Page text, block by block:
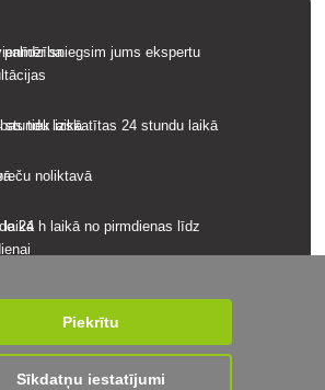
sniegsim jums ekspertu
tiek izskatītas 24 stundu laikā
noliktavā
24 h laikā no pirmdienas līdz
Piekrītu
Sīkdatņu iestatījumi